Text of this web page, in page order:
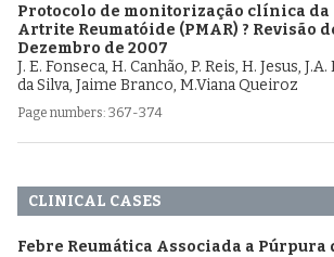
Protocolo de monitorização clínica da
Artrite Reumatóide (PMAR) ? Revisão
Dezembro de 2007
J. E. Fonseca, H. Canhão, P. Reis, H. Jesus,
da Silva, Jaime Branco, M.Viana Queiroz
Page numbers: 367-374
CLINICAL CASES
Febre Reumática Associada a Púrpura